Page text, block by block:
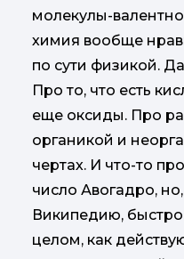
молекулы-
химия вообще
по сути физикой.
Про то, что есть
еще оксиды. Про
органикой и
чертах. И что-то
число Авогадро,
Википедию,
целом, как